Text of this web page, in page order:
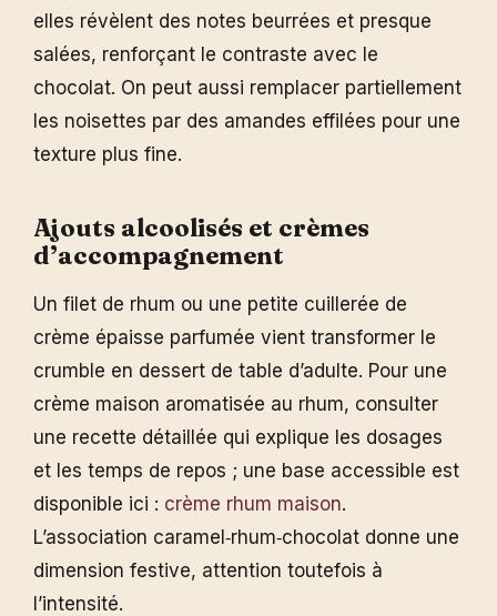
elles révèlent des notes beurrées et presque
salées, renforçant le contraste avec le
chocolat. On peut aussi remplacer partiellement
les noisettes par des amandes effilées pour une
texture plus fine.
Ajouts alcoolisés et crèmes
d’accompagnement
Un filet de rhum ou une petite cuillerée de
crème épaisse parfumée vient transformer le
crumble en dessert de table d’adulte. Pour une
crème maison aromatisée au rhum, consulter
une recette détaillée qui explique les dosages
et les temps de repos ; une base accessible est
disponible ici : crème rhum maison.
L’association caramel‑rhum‑chocolat donne une
dimension festive, attention toutefois à
l’intensité.